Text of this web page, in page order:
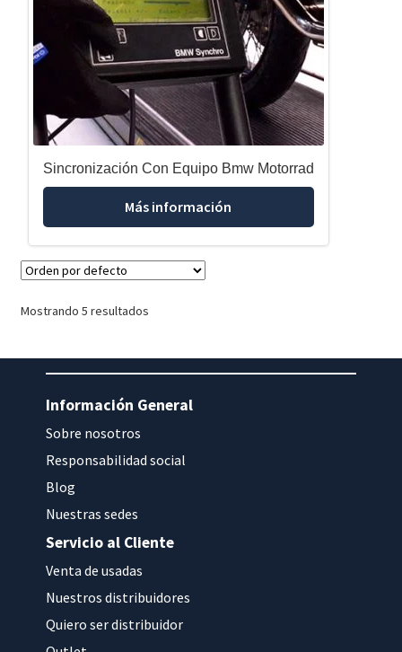
Sincronización Con Equipo Bmw Motorrad
Más información
Mostrando 5 resultados
Información General
Sobre nosotros
Responsabilidad social
Blog
Nuestras sedes
Servicio al Cliente
Venta de usadas
Nuestros distribuidores
Quiero ser distribuidor